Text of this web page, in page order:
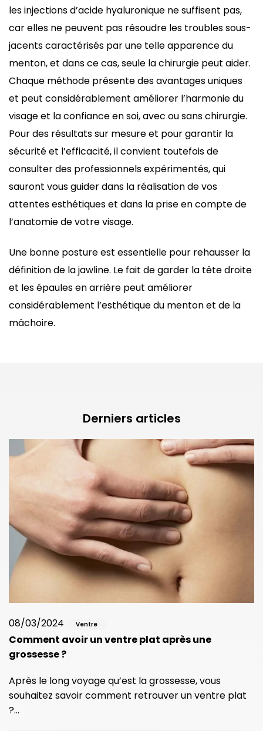
les injections d’acide hyaluronique ne suffisent pas,
car elles ne peuvent pas résoudre les troubles sous-
jacents caractérisés par une telle apparence du
menton, et dans ce cas, seule la chirurgie peut aider.
Chaque méthode présente des avantages uniques
et peut considérablement améliorer l’harmonie du
visage et la confiance en soi, avec ou sans chirurgie.
Pour des résultats sur mesure et pour garantir la
sécurité et l’efficacité, il convient toutefois de
consulter des professionnels expérimentés, qui
sauront vous guider dans la réalisation de vos
attentes esthétiques et dans la prise en compte de
l’anatomie de votre visage.
Une bonne posture est essentielle pour rehausser la
définition de la jawline. Le fait de garder la tête droite
et les épaules en arrière peut améliorer
considérablement l’esthétique du menton et de la
mâchoire.
Derniers articles
08/03/2024 Ventre
Comment avoir un ventre plat après une
grossesse ?
Après le long voyage qu’est la grossesse, vous
souhaitez savoir comment retrouver un ventre plat
?…